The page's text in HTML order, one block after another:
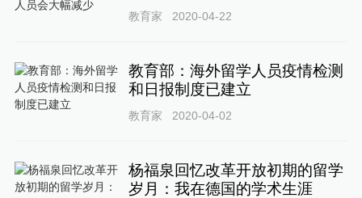
教育家 2020-04-22
教育部：海外留学人员疫情检测
和日报制度已建立
教育家 2020-04-02
杨福泉回忆改革开放初期的留学
岁月：我在德国的学术生涯